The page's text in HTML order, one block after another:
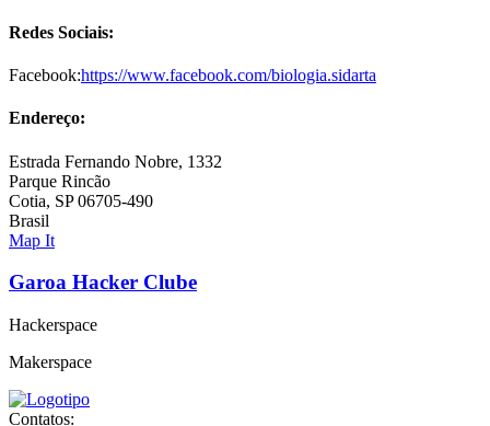
Redes Sociais:
Facebook:https://www.facebook.com/biologia.sidarta
Endereço:
Estrada Fernando Nobre, 1332
Parque Rincão
Cotia, SP 06705-490
Brasil
Map It
Garoa Hacker Clube
Hackerspace
Makerspace
Contatos: